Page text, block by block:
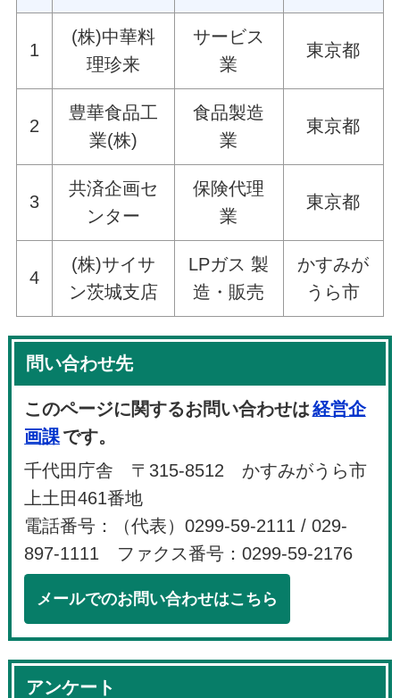
1
(株)中華料
理珍来
サービス
業
東京都
2
豊華食品工
業(株)
食品製造
業
東京都
3
共済企画セ
ンター
保険代理
業
東京都
4
(株)サイサ
ン茨城支店
LPガス 製
造・販売
かすみが
うら市
問い合わせ先
このページに関するお問い合わせは経営企
画課です。
千代田庁舎 〒315-8512 かすみがうら市
上土田461番地
電話番号：（代表）0299-59-2111 / 029-
897-1111 ファクス番号：0299-59-2176
メールでのお問い合わせはこちら
アンケート